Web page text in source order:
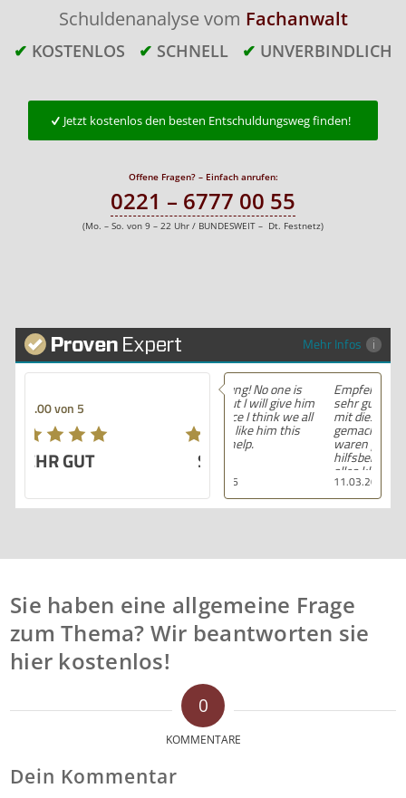
Schuldenanalyse vom Fachanwalt
✔ KOSTENLOS ✔ SCHNELL ✔ UNVERBINDLICH
Jetzt kostenlos den besten Entschuldungsweg finden!
Offene Fragen? – Einfach anrufen:
0221 – 6777 00 55
(Mo. – So. von 9 – 22 Uhr / BUNDESWEIT – Dt. Festnetz)
Mehr Infos
SEHR GUT
someone like him this
world of help.
11.03.2026
Empfehlung! Ich habe
sehr gute Erfahrungen
mit dieser Anwaltskanzlei
gemacht. Die Mitarbeiter
waren professionell,
hilfsbereit und haben
alles klar und deutlich
erklärt. Ich bin mit der
Beratung sehr zufrieden
und kann ihre
Sie haben eine allgemeine Frage
zum Thema? Wir beantworten sie
hier kostenlos!
0
KOMMENTARE
Dein Kommentar